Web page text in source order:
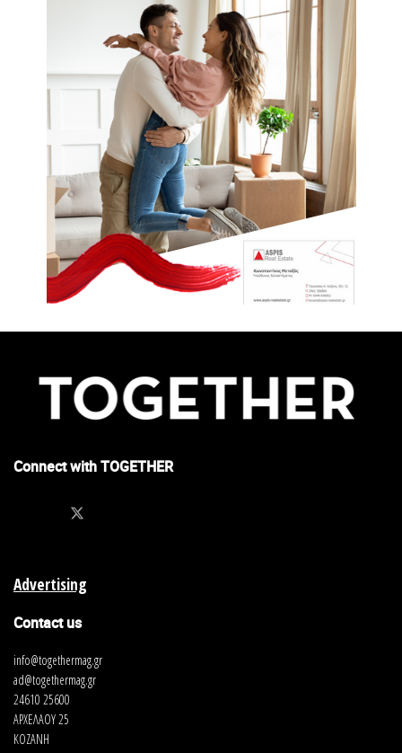
Connect with TOGETHER
Advertising
Contact us
info@togethermag.gr
ad@togethermag.gr
24610 25600
ΑΡΧΕΛΑΟΥ 25
ΚΟΖΑΝΗ